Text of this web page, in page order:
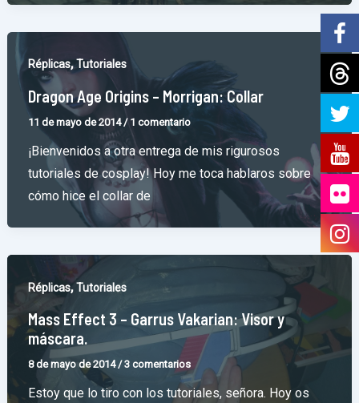
Réplicas,Tutoriales
Dragon Age Origins – Morrigan: Collar
11 de mayo de 2014 / 1 comentario
¡Bienvenidos a otra entrega de mis rigurosos
tutoriales de cosplay! Hoy me toca hablaros sobre
cómo hice el collar de
Réplicas,Tutoriales
Mass Effect 3 – Garrus Vakarian: Visor y
máscara.
8 de mayo de 2014/3 comentarios
Estoy que lo tiro con los tutoriales, señora. Hoy os